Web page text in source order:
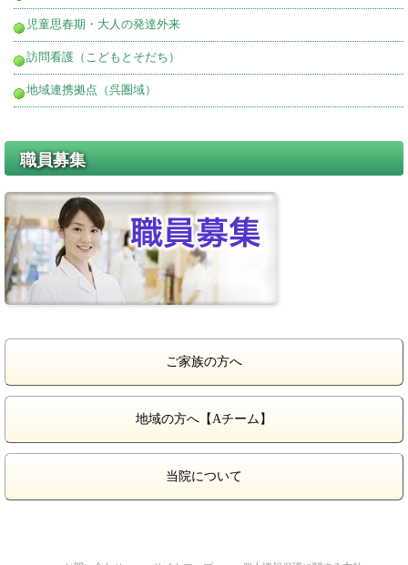
児童思春期・大人の発達外来
訪問看護（こどもとそだち）
地域連携拠点（呉圏域）
職員募集
ご家族の方へ
地域の方へ【Aチーム】
当院について